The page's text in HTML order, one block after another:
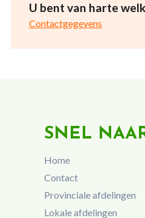
U bent van harte
Contactgegevens
SNEL
Home
Contact
Provinciale afdelingen
Lokale afdelingen